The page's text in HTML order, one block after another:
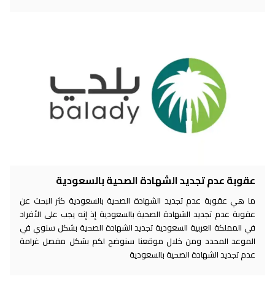
عقوبة عدم تجديد الشهادة الصحية بالسعودية
ما هي عقوبة عدم تجديد الشهادة الصحية بالسعودية كثر البحث عن
عقوبة عدم تجديد الشهادة الصحية بالسعودية إذ إنه يجب على الأفراد
في المملكة العربية السعودية تجديد الشهادة الصحية بشكل سنوي في
الموعد المحدد ومن خلال موقعنا سنوضح لكم بشكل مفصل غرامة
عدم تجديد الشهادة الصحية بالسعودية